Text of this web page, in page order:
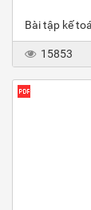
Bài tập kế
15853